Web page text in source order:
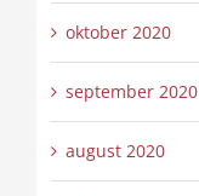
oktober 2020
september 2020
august 2020